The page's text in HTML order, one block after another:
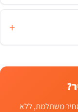
מחיר משתלמת, ללא